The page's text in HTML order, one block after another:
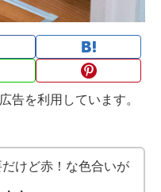
告を利用しています。
けど赤！な色合いが